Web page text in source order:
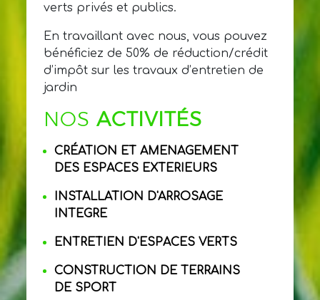
verts privés et publics.
En travaillant avec nous, vous pouvez
bénéficiez de 50% de réduction/crédit
d’impôt sur les travaux d’entretien de
jardin
NOSACTIVITÉS
CRÉATION ET AMENAGEMENT
DES ESPACES EXTERIEURS
INSTALLATION D'ARROSAGE
INTEGRE
ENTRETIEN D'ESPACES VERTS
CONSTRUCTION DE TERRAINS
DE SPORT